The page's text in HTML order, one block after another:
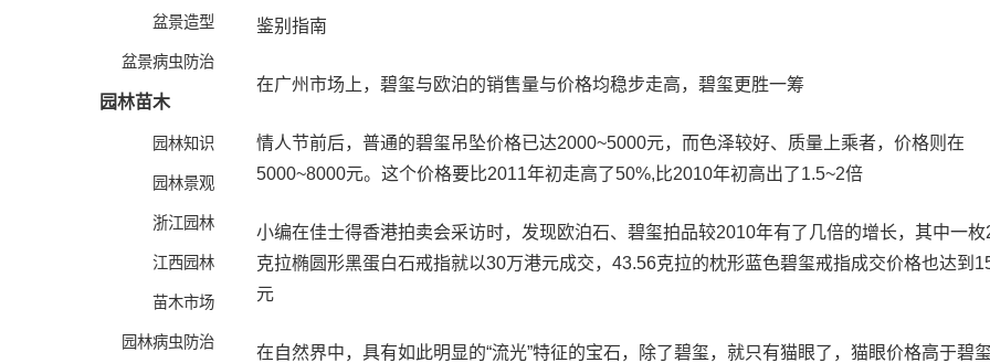
盆景造型
盆景病虫防治
园林苗木
园林知识
园林景观
浙江园林
江西园林
苗木市场
园林病虫防治
鉴别指南
在广州市场上，碧玺与欧泊的销售量与价格均稳步走高，碧玺更胜一筹
情人节前后，普通的碧玺吊坠价格已达2000~5000元，而色泽较好、质量上乘者，价格则在
5000~8000元。这个价格要比2011年初走高了50%,比2010年初高出了1.5~2倍
小编在佳士得香港拍卖会采访时，发现欧泊石、碧玺拍品较2010年有了几倍的增长，其中一枚
克拉椭圆形黑蛋白石戒指就以30万港元成交，43.56克拉的枕形蓝色碧玺戒指成交价格也达到
元
在自然界中，具有如此明显的“流光”特征的宝石，除了碧玺，就只有猫眼了，猫眼价格高于碧